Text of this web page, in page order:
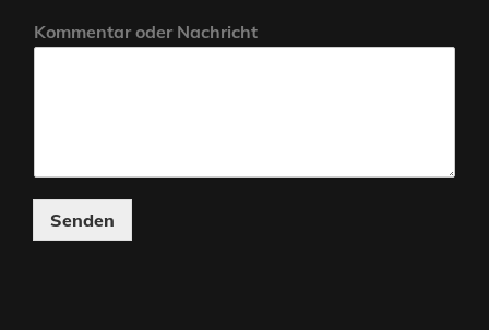
Kommentar oder Nachricht
Senden